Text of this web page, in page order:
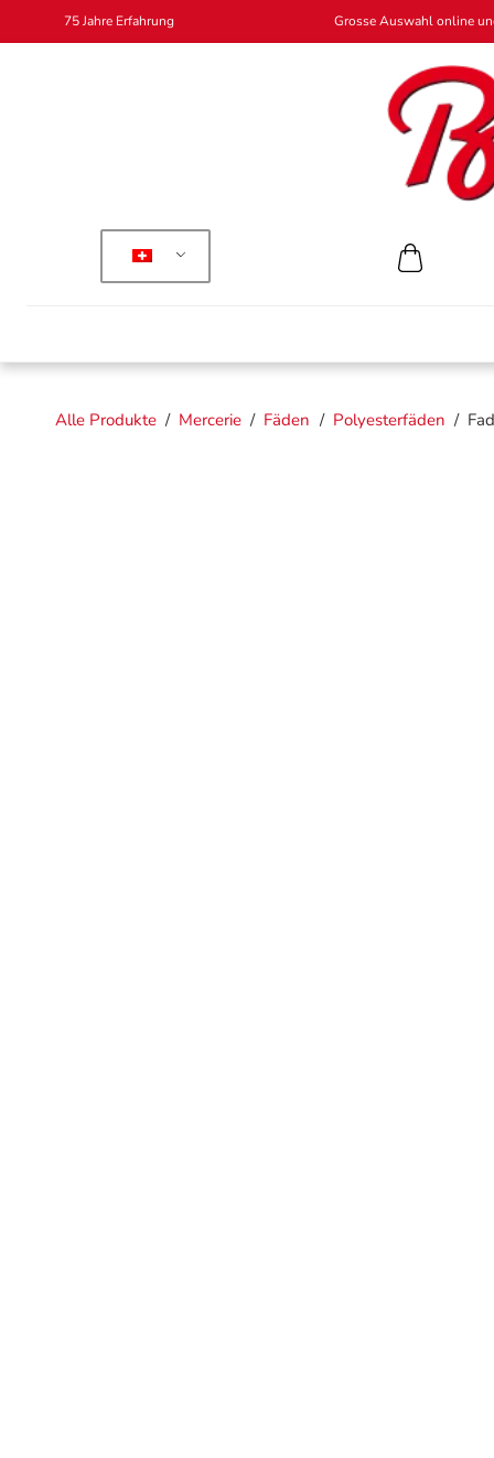
75 Jahre Erfahrung Grosse Auswahl online
Alle Produkte / Mercerie / Fäden / Polyesterfäden /